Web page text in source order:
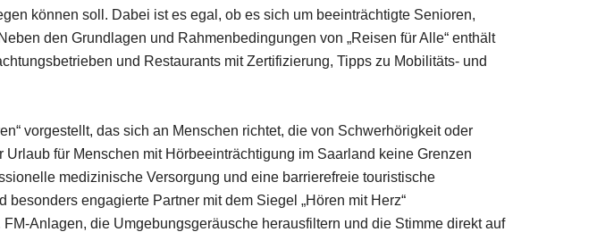
können soll. Dabei ist es egal, ob es sich um beeinträchtigte Senioren,
den Grundlagen und Rahmenbedingungen von „Reisen für Alle“ enthält
und Restaurants mit Zertifizierung, Tipps zu Mobilitäts- und
vorgestellt, das sich an Menschen richtet, die von Schwerhörigkeit oder
für Menschen mit Hörbeeinträchtigung im Saarland keine Grenzen
medizinische Versorgung und eine barrierefreie touristische
engagierte Partner mit dem Siegel „Hören mit Herz“
Anlagen, die Umgebungsgeräusche herausfiltern und die Stimme direkt auf